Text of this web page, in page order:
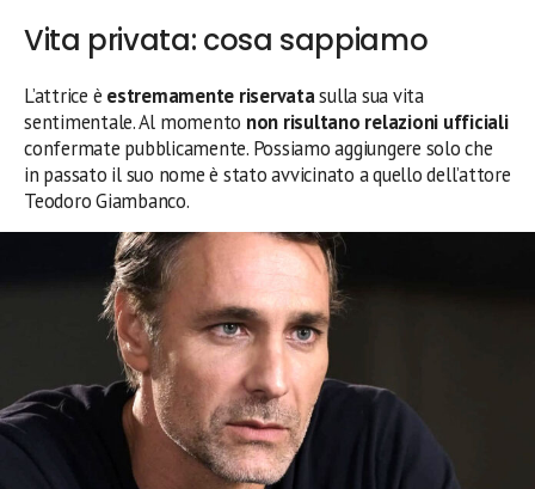
Vita privata: cosa sappiamo
L’attrice è estremamente riservatasulla sua vita
sentimentale. Al momento non risultano relazioni ufficiali
confermate pubblicamente. Possiamo aggiungere solo che
in passato il suo nome è stato avvicinato a quello dell’attore
Teodoro Giambanco.